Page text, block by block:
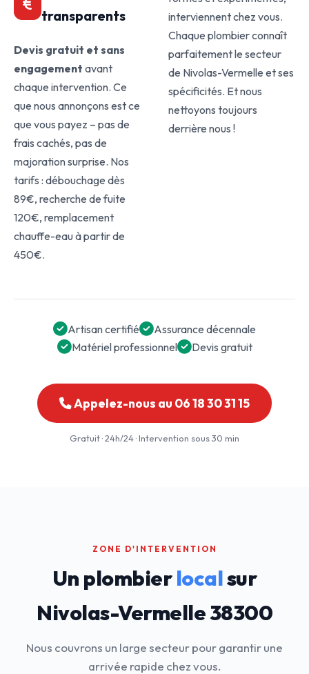
transparents
Devis gratuit et sans
engagement avant
chaque intervention. Ce
que nous annonçons est ce
que vous payez – pas de
frais cachés, pas de
majoration surprise. Nos
tarifs : débouchage dès
89€, recherche de fuite
120€, remplacement
chauffe-eau à partir de
450€.
interviennent chez vous.
Chaque plombier connaît
parfaitement le secteur
de Nivolas-Vermelle et ses
spécificités. Et nous
nettoyons toujours
derrière nous !
Artisan certifié
Assurance décennale
Matériel professionnel
Devis gratuit
Appelez-nous au 06 18 30 31 15
Gratuit · 24h/24 · Intervention sous 30 min
ZONE D'INTERVENTION
Un plombierlocalsur
Nivolas-Vermelle 38300
Nous couvrons un large secteur pour garantir une
arrivée rapide chez vous.